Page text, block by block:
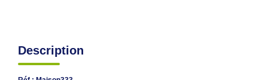
Description